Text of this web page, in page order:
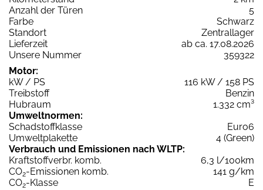
Anzahl der Türen
5
Farbe
Schwarz
Standort
Zentrallager
Lieferzeit
ab ca. 17.08.2026
Unsere Nummer
359322
Motor:
kW / PS
116 kW / 158 PS
Treibstoff
Benzin
Hubraum
1.332 cm³
Umweltnormen:
Schadstoffklasse
Euro6
Umweltplakette
4 (Green)
Verbrauch und Emissionen nach WLTP:
Kraftstoffverbr. komb.
6,3 l/100km
CO2-Emissionen komb.
141 g/km
CO2-Klasse
E